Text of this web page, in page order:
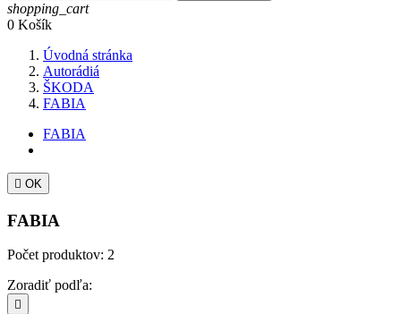
shopping_cart
0 Košík
Úvodná stránka
Autorádiá
ŠKODA
FABIA
FABIA
 OK
FABIA
Počet produktov: 2
Zoradiť podľa:
